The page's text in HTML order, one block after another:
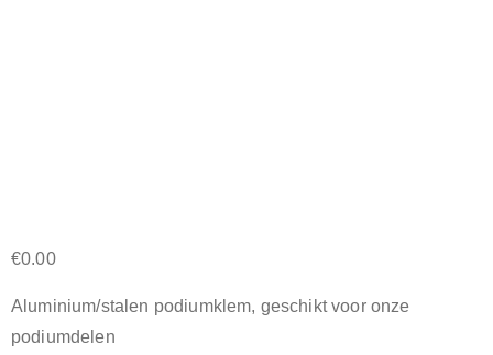
€0.00
Aluminium/stalen podiumklem, geschikt voor onze
podiumdelen